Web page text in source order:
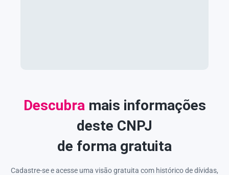
Descubra mais informações
deste CNPJ
de forma gratuita
Cadastre-se e acesse uma visão gratuita com histórico de dívidas,